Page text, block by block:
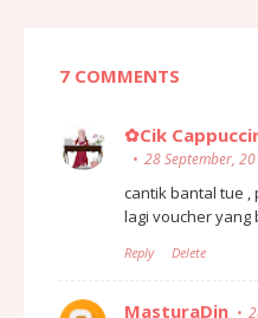
7 COMMENTS
✿Cik
28 September,
cantik bantal tue ,
lagi voucher yang
Reply Delete
MasturaDin